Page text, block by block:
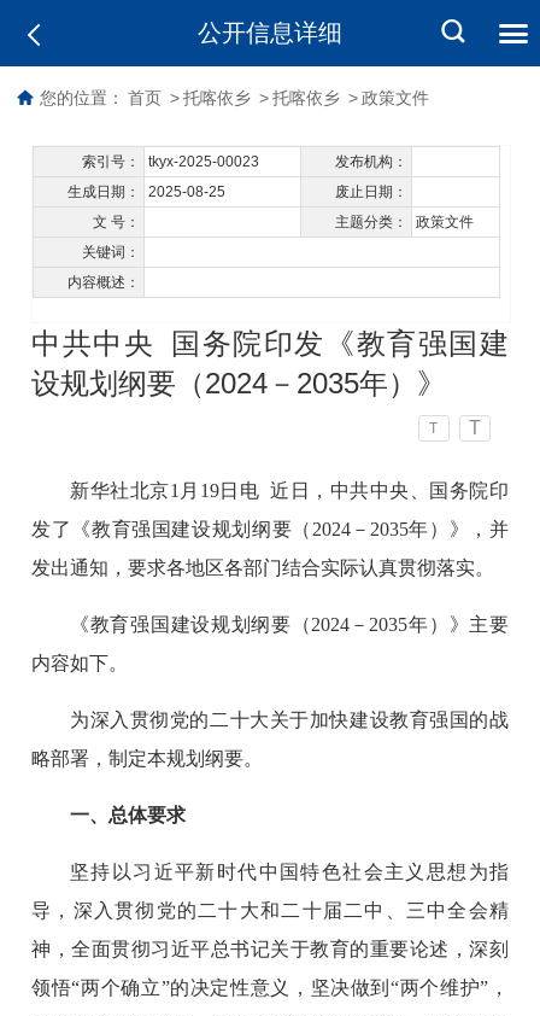
公开信息详细
您的位置： 首页 > 托喀依乡 > 托喀依乡 > 政策文件
索引号： tkyx-2025-00023
发布机构：
生成日期：
2025-08-25
废止日期：
文 号：
主题分类：
政策文件
关键词：
内容概述：
中共中央 国务院印发《教育强国建
设规划纲要（2024－2035年）》
T T
新华社北京1月19日电 近日，中共中央、国务院印
发了《教育强国建设规划纲要（2024－2035年）》，并
发出通知，要求各地区各部门结合实际认真贯彻落实。
《教育强国建设规划纲要（2024－2035年）》主要
内容如下。
为深入贯彻党的二十大关于加快建设教育强国的战
略部署，制定本规划纲要。
一、总体要求
坚持以习近平新时代中国特色社会主义思想为指
导，深入贯彻党的二十大和二十届二中、三中全会精
神，全面贯彻习近平总书记关于教育的重要论述，深刻
领悟“两个确立”的决定性意义，坚决做到“两个维护”，